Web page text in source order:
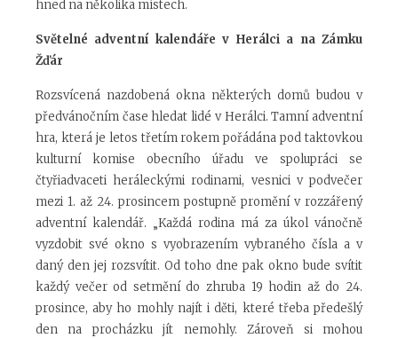
hned na několika místech.
Světelné adventní kalendáře v Herálci a na Zámku
Žďár
Rozsvícená nazdobená okna některých domů budou v
předvánočním čase hledat lidé v Herálci. Tamní adventní
hra, která je letos třetím rokem pořádána pod taktovkou
kulturní komise obecního úřadu ve spolupráci se
čtyřiadvaceti heráleckými rodinami, vesnici v podvečer
mezi 1. až 24. prosincem postupně promění v rozzářený
adventní kalendář. „Každá rodina má za úkol vánočně
vyzdobit své okno s vyobrazením vybraného čísla a v
daný den jej rozsvítit. Od toho dne pak okno bude svítit
každý večer od setmění do zhruba 19 hodin až do 24.
prosince, aby ho mohly najít i děti, které třeba předešlý
den na procházku jít nemohly. Zároveň si mohou